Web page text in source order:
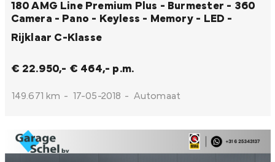
180 AMG Line Premium Plus - Burmester - 360
Camera - Pano - Keyless - Memory - LED -
Rijklaar C-Klasse
€ 22.950,- € 464,- p.m.
149.671 km - 17-05-2018 - Automaat